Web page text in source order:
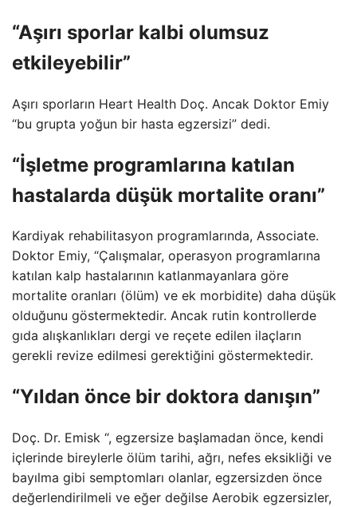
“Aşırı sporlar kalbi olumsuz
etkileyebilir”
Aşırı sporların Heart Health Doç. Ancak Doktor Emiy
“bu grupta yoğun bir hasta egzersizi” dedi.
“İşletme programlarına katılan
hastalarda düşük mortalite oranı”
Kardiyak rehabilitasyon programlarında, Associate.
Doktor Emiy, “Çalışmalar, operasyon programlarına
katılan kalp hastalarının katlanmayanlara göre
mortalite oranları (ölüm) ve ek morbidite) daha düşük
olduğunu göstermektedir. Ancak rutin kontrollerde
gıda alışkanlıkları dergi ve reçete edilen ilaçların
gerekli revize edilmesi gerektiğini göstermektedir.
“Yıldan önce bir doktora danışın”
Doç. Dr. Emisk “, egzersize başlamadan önce, kendi
içlerinde bireylerle ölüm tarihi, ağrı, nefes eksikliği ve
bayılma gibi semptomları olanlar, egzersizden önce
değerlendirilmeli ve eğer değilse Aerobik egzersizler,